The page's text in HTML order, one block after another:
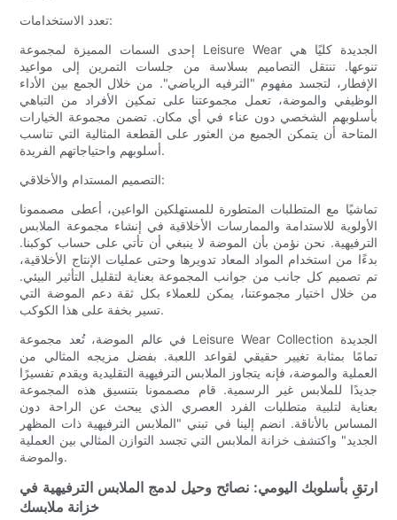
تعدد الاستخدامات:
إحدى السمات المميزة لمجموعة Leisure Wear الجديدة كليًا هي
تنوعها. تنتقل التصاميم بسلاسة من جلسات التمرين إلى مواعيد
الإفطار، لتجسد مفهوم "الترفيه الرياضي". من خلال الجمع بين الأداء
الوظيفي والموضة، تعمل مجموعتنا على تمكين الأفراد من التباهي
بأسلوبهم الشخصي دون عناء في أي مكان. تضمن مجموعة الخيارات
المتاحة أن يتمكن الجميع من العثور على القطعة المثالية التي تناسب
أسلوبهم واحتياجاتهم الفريدة.
التصميم المستدام والأخلاقي:
تماشيًا مع المتطلبات المتطورة للمستهلكين الواعين، أعطى مصممونا
الأولوية للاستدامة والممارسات الأخلاقية في إنشاء مجموعة الملابس
الترفيهية. نحن نؤمن بأن الموضة لا ينبغي أن تأتي على حساب كوكبنا.
بدءًا من استخدام المواد المعاد تدويرها وحتى عمليات الإنتاج الأخلاقية،
تم تصميم كل جانب من جوانب المجموعة بعناية لتقليل التأثير البيئي.
من خلال اختيار مجموعتنا، يمكن للعملاء بكل ثقة دعم الموضة التي
تسير بخفة على هذا الكوكب.
في عالم الموضة، تُعد مجموعة Leisure Wear Collection الجديدة
تمامًا بمثابة تغيير حقيقي لقواعد اللعبة. بفضل مزيجه المثالي من
العملية والموضة، فإنه يتجاوز الملابس الترفيهية التقليدية ويقدم تفسيرًا
جديدًا للملابس غير الرسمية. قام مصممونا بتنسيق هذه المجموعة
بعناية لتلبية متطلبات الفرد العصري الذي يبحث عن الراحة دون
المساس بالأناقة. انضم إلينا في تبني "الملابس الترفيهية ذات المظهر
الجديد" واكتشف خزانة الملابس التي تجسد التوازن المثالي بين العملية
والموضة.
ارتقِ بأسلوبك اليومي: نصائح وحيل لدمج الملابس الترفيهية في
خزانة ملابسك